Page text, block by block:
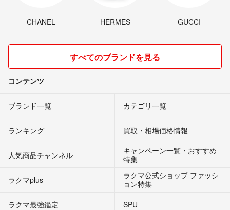
CHANEL HERMES GUCCI
すべてのブランドを見る
コンテンツ
ブランド一覧 カテゴリ一覧
ランキング 買取・相場価格情報
人気商品チャンネル
キャンペーン一覧・おすすめ
特集
ラクマplus
ラクマ公式ショップ ファッシ
ョン特集
ラクマ最強鑑定
SPU